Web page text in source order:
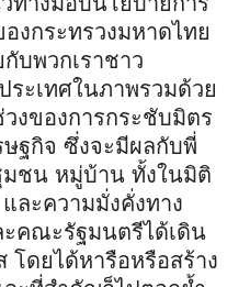
งกระทรวงมหาดไทย
บพวกเราชาว
ะเทศในภาพรวมด้วย
งของการกระชับมิตร
ษฐกิจ ซึ่งจะมีผลกับพี่
ชน หมู่บ้าน ทั้งในมิติ
ละความมั่งคั่งทาง
คณะรัฐมนตรีได้เดิน
โดยได้หารือหรือสร้าง